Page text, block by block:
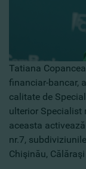
Tatiana
financiar-bancar,
calitate de
ulterior Specialist
aceasta
nr.7,
Chişinău,